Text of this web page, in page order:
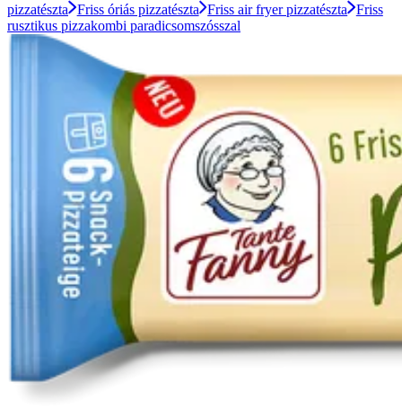
pizzatészta
Friss óriás pizzatészta Friss air fryer pizzatészta Friss
rusztikus pizzakombi paradicsomszósszal